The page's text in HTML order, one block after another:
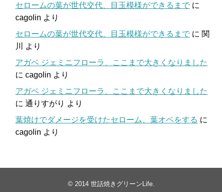
セロームの葉が世代交代、目玉模様ができるまで に
cagolin より
セロームの葉が世代交代、目玉模様ができるまで に 関
川
より
アガベ ジェミニフローラ、ここまで大きくなりました
に cagolin より
アガベ ジェミニフローラ、ここまで大きくなりました
に 通りすがり より
葉焼けでダメージを受けたセローム、葉オペをする に
cagolin より
© 2014 世話焼きグリーンLife.